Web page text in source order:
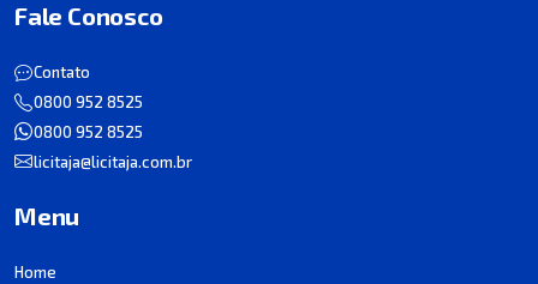
Fale Conosco
Contato
0800 952 8525
0800 952 8525
licitaja@licitaja.com.br
Menu
Home